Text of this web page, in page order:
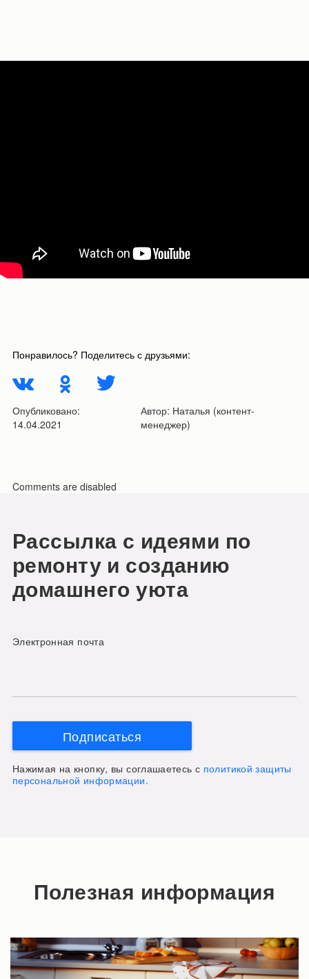
Понравилось? Поделитесь с друзьями:
Опубликовано:
14.04.2021
Автор: Наталья (контент-
менеджер)
Comments are disabled
Рассылка с идеями по
ремонту и созданию
домашнего уюта
Электронная почта
Подписаться
Нажимая на кнопку, вы соглашаетесь с политикой защиты
персональной информации.
Полезная информация